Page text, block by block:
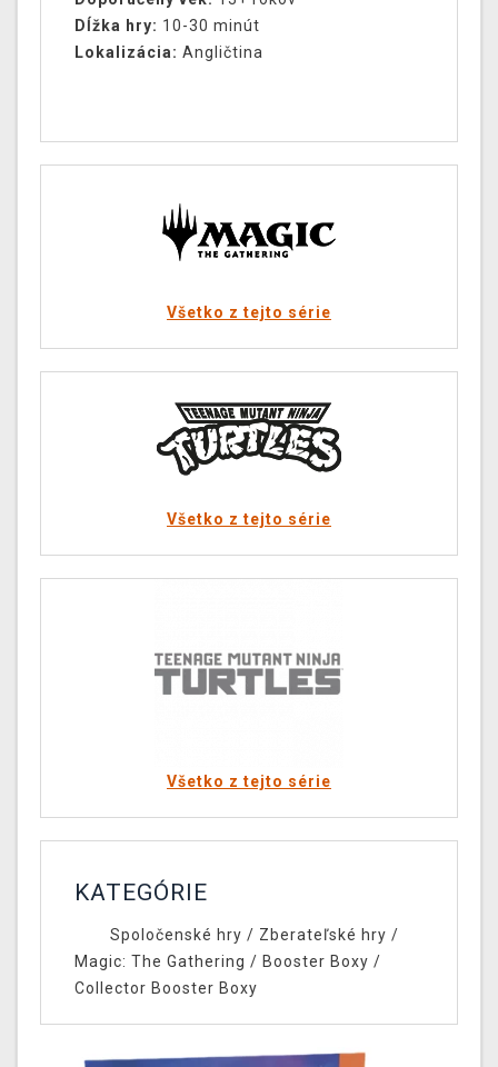
Dĺžka hry: 10-30 minút
Lokalizácia: Angličtina
Všetko z tejto série
Všetko z tejto série
Všetko z tejto série
KATEGÓRIE
Spoločenské hry / Zberateľské hry /
Magic: The Gathering / Booster Boxy /
Collector Booster Boxy